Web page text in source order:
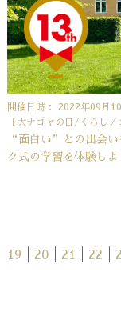
開催日時： 2022年09月
【大ナゴヤの日/くらし／
“面白い”との出会い
ク式の学習を体験しよ
19 20│ 21 22